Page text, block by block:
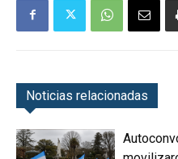
Noticias relacionadas